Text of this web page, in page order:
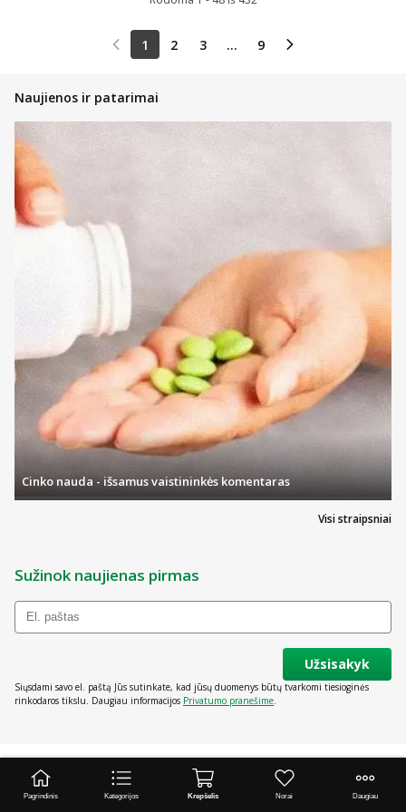
1 2 3 ... 9
Naujienos ir patarimai
Visi straipsniai
Cinko nauda - išsamus vaistininkės komentaras
Sužinok naujienas pirmas
Užsisakyk
Siųsdami savo el. paštą Jūs sutinkate, kad jūsų duomenys būtų tvarkomi tiesioginės
rinkodaros tikslu. Daugiau informacijos Privatumo pranešime.
Pagrindinis Kategorijos Krepšelis Norai Daugiau